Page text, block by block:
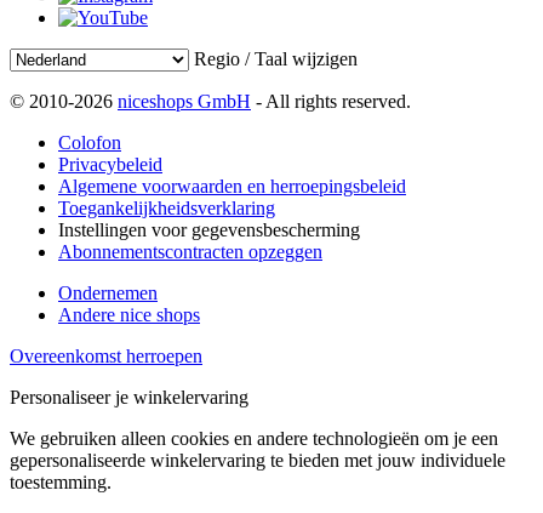
Regio / Taal wijzigen
© 2010-2026 niceshops GmbH - All rights reserved.
Colofon
Privacybeleid
Algemene voorwaarden en herroepingsbeleid
Toegankelijkheidsverklaring
Instellingen voor gegevensbescherming
Abonnementscontracten opzeggen
Ondernemen
Andere nice shops
Overeenkomst herroepen
Personaliseer je winkelervaring
We gebruiken alleen cookies en andere technologieën om je een
gepersonaliseerde winkelervaring te bieden met jouw individuele
toestemming.